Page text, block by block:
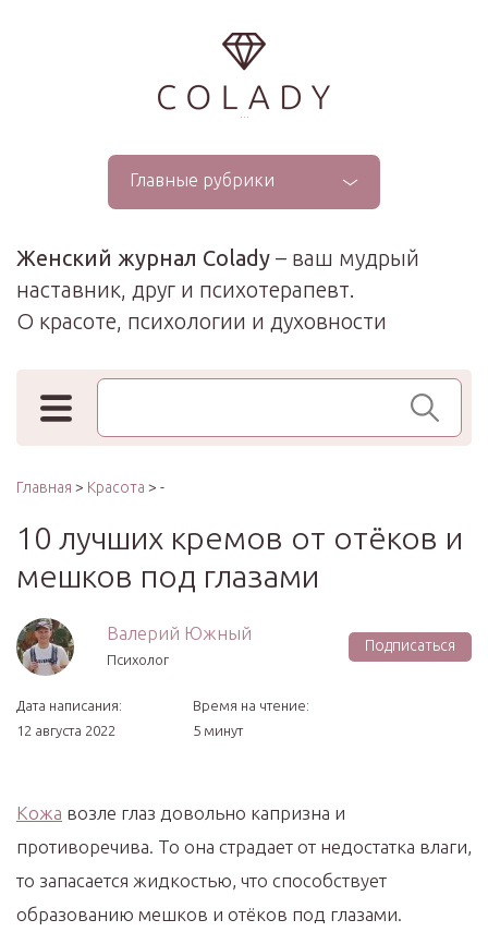
...
Главные рубрики
Женский журнал Colady – ваш мудрый
наставник, друг и психотерапевт.
О красоте, психологии и духовности
Поиск по сайту
Главная > Красота > -
10 лучших кремов от отёков и
мешков под глазами
Валерий Южный
Психолог
Подписаться
Дата написания:
12 августа 2022
Время на чтение:
5 минут
Кожа возле глаз довольно капризна и
противоречива. То она страдает от недостатка влаги,
то запасается жидкостью, что способствует
образованию мешков и отёков под глазами.